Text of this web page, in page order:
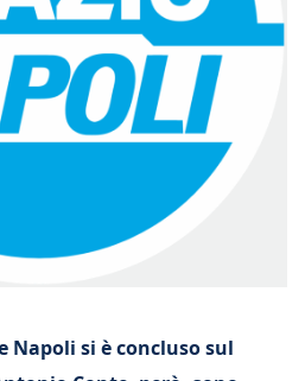
Napoli si è concluso sul